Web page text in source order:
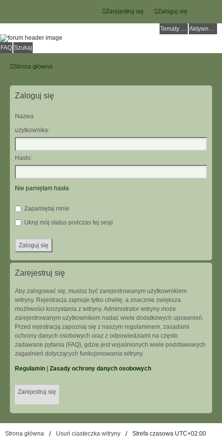
Zaloguj się
Zarejestruj się
Tematy bez odpowiedzi Aktywne tematy
FAQ Szukaj
Strona główna
Zaloguj się
Nazwa
użytkownika:
Hasło:
Nie pamiętam hasła
Zapamiętaj mnie
Ukryj mój status podczas tej sesji
Zarejestruj się
Aby zalogować się, musisz być zarejestrowanym użytkownikiem
witryny. Rejestracja zajmuje tylko chwilę, a znacznie zwiększa
możliwości korzystania z witryny. Administrator witryny może
zarejestrowanym użytkownikom nadać wiele dodatkowych uprawnień.
Przed rejestracją zapoznaj się z naszym regulaminem, zasadami
ochrony danych osobowych oraz z odpowiedziami na często
zadawane pytania (FAQ), gdzie jest wyjaśnionych wiele podstawowych
zagadnień dotyczących funkcjonowania witryny.
Regulamin Zasady ochrony danych osobowych
Zarejestruj się
Strona główna Usuń ciasteczka witryny Strefa czasowa UTC+02:00